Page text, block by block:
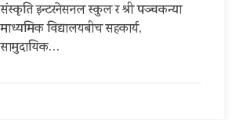
संस्कृति इन्टरनेसनल स्कुल र श्री पञ्चकन्या
माध्यमिक विद्यालयबीच सहकार्य,
सामुदायिक…